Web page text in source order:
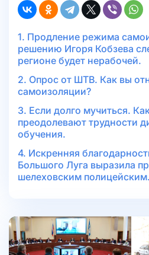
1. Продление режима
решению Игоря Кобзева
регионе будет нерабочей.
2. Опрос от ШТВ. Как вы
самоизоляции?
3. Если долго мучиться.
преодолевают трудности
обучения.
4. Искренняя
Большого Луга выразила
шелеховским полицейским.